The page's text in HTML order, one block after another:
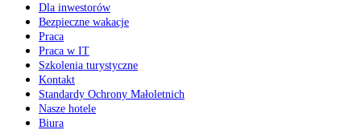
Dla inwestorów
Bezpieczne wakacje
Praca
Praca w IT
Szkolenia turystyczne
Kontakt
Standardy Ochrony Małoletnich
Nasze hotele
Biura